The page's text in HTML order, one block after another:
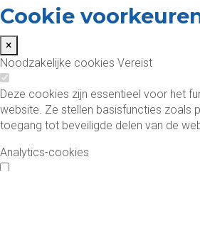
Cookie
×
Noodzakelijke cookies Vereist
Deze cookies zijn essentieel voor het
website. Ze stellen basisfuncties zoals
toegang tot beveiligde delen van de
Analytics-cookies